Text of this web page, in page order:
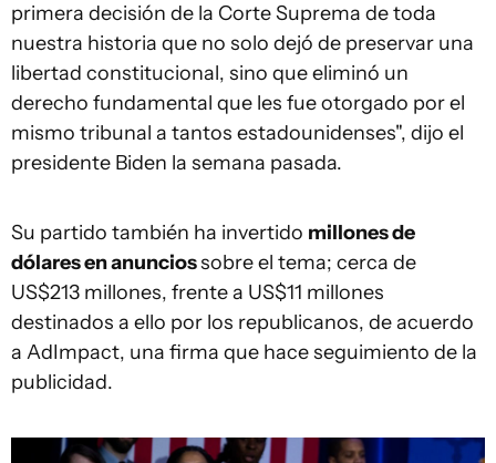
primera decisión de la Corte Suprema de toda
nuestra historia que no solo dejó de preservar una
libertad constitucional, sino que eliminó un
derecho fundamental que les fue otorgado por el
mismo tribunal a tantos estadounidenses", dijo el
presidente Biden la semana pasada.
Su partido también ha invertido millones de
dólares en anunciossobre el tema; cerca de
US$213 millones, frente a US$11 millones
destinados a ello por los republicanos, de acuerdo
a AdImpact, una firma que hace seguimiento de la
publicidad.